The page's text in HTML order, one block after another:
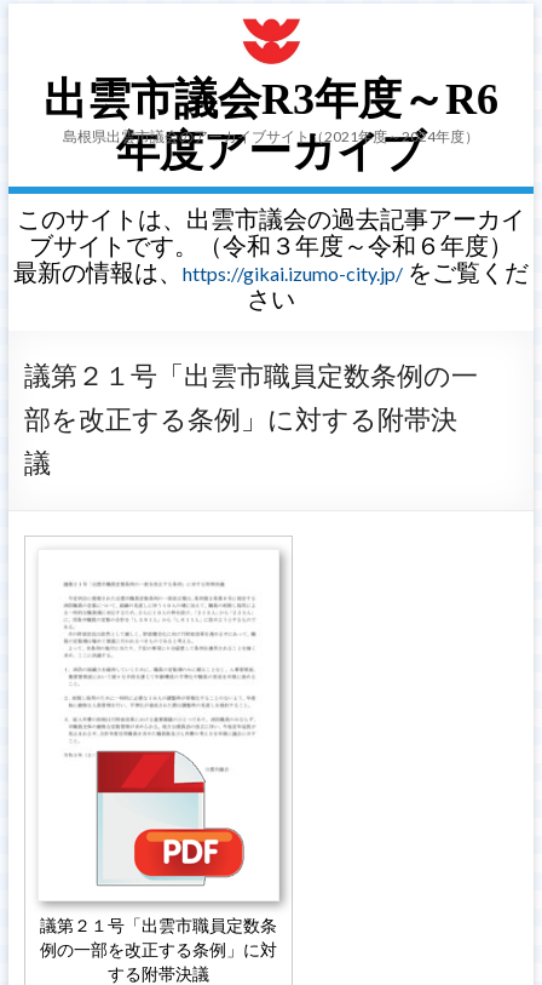
出雲市議会R3年度～R6
年度アーカイブ
島根県出雲市議会のアーカイブサイト（2021年度～2024年度）
このサイトは、出雲市議会の過去記事アーカイ
ブサイトです。（令和３年度～令和６年度）
最新の情報は、
https://gikai.izumo-city.jp/をご覧くだ
さい
議第２１号「出雲市職員定数条例の一
部を改正する条例」に対する附帯決
議
議第２１号「出雲市職員定数条
例の一部を改正する条例」に対
する附帯決議